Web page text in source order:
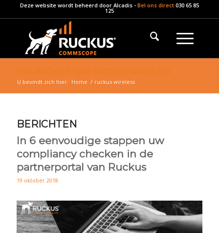
Deze website wordt beheerd door Alcadis- Bel ons direct 030 65 85
125
U bevindt zich hier: Home / ruckus wireless
BERICHTEN
In 6 eenvoudige stappen uw
compliancy checken in de
partnerportal van Ruckus
19 oktober 2018